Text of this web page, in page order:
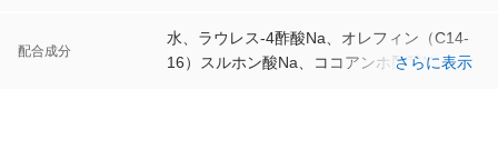
配合成分
水、ラウレス-4酢酸Na、オレフィン（C14-
16）スルホン酸Na、ココアンホ酢酸Na、コ
さらに表示